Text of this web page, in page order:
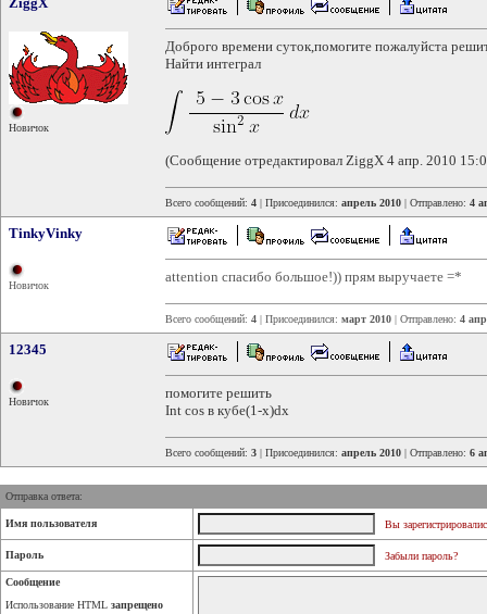
Новичок
Доброго времени суток,помогите пожалуйста
Найти интеграл
(Сообщение отредактировал ZiggX 4 апр. 2010
Всего сообщений: 4 | Присоединился: апрель 2010 | Отправлено: 4
TinkyVinky
Новичок
attention спасибо большое!)) прям выручаете =*
Всего сообщений: 4 | Присоединился: март 2010 | Отправлено: 4
12345
Новичок
помогите решить
Int cos в кубе(1-x)dx
Всего сообщений: 3 | Присоединился: апрель 2010 | Отправлено: 6
Отправка ответа:
Имя пользователя Вы
Пароль Забыли пароль?
Сообщение
Использование HTML запрещено